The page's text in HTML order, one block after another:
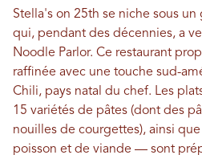
Stella's on 25th se niche sous
qui, pendant des décennies, a
Noodle Parlor. Ce restaurant
raffinée avec une touche sud-
Chili, pays natal du chef. Les
15 variétés de pâtes (dont des
nouilles de courgettes), ainsi
poisson et de viande — sont